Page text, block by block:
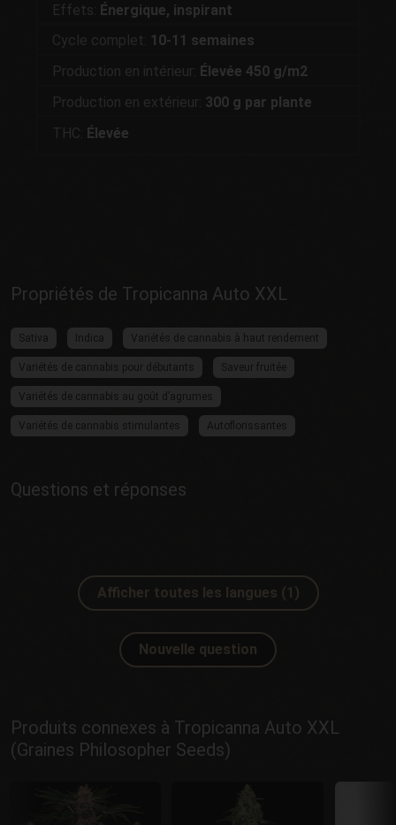
Effets: Énergique, inspirant
Cycle complet: 10-11 semaines
Production en intérieur: Élevée 450 g/m2
Production en extérieur: 300 g par plante
THC: Élevée
Propriétés de Tropicanna Auto XXL
Sativa Indica Variétés de cannabis à haut rendement
Variétés de cannabis pour débutants Saveur fruitée
Variétés de cannabis au goût d’agrumes
Variétés de cannabis stimulantes Autoflorissantes
Questions et réponses
Afficher toutes les langues (1)
Nouvelle question
Produits connexes à Tropicanna Auto XXL
(Graines Philosopher Seeds)